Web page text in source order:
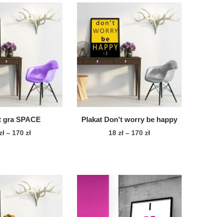
gra SPACE
– 170złZakres
170 zł
ma
wiele
wariantów.
Plakat Don't worry be happy
18 zł – 170 złZakres
do
170 zł
ma
wiele
wariantów.
Opcje